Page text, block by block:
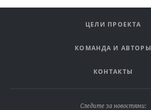
ЦЕЛИ ПРОЕКТА
КОМАНДА И АВТОРЫ
КОНТАКТЫ
Следите за новостями: